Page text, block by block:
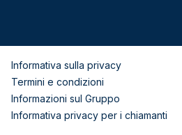
Informativa sulla privacy
Termini e condizioni
Informazioni sul Gruppo
Informativa privacy per i chiamanti